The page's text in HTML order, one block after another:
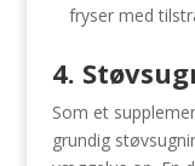
fryser med
4.
Som et
grundig